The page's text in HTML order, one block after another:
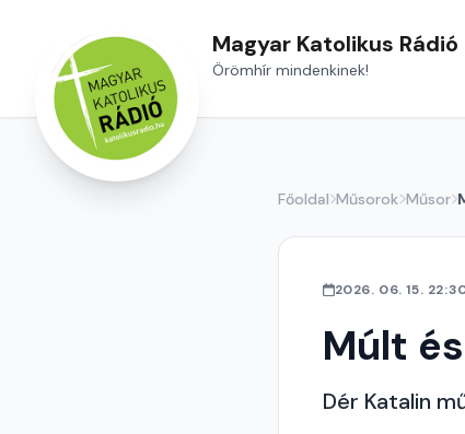
Magyar Katolikus Rádió
Örömhír mindenkinek!
Főoldal Műsorok Műsor
2026. 06. 15.
Múlt
Dér Katalin